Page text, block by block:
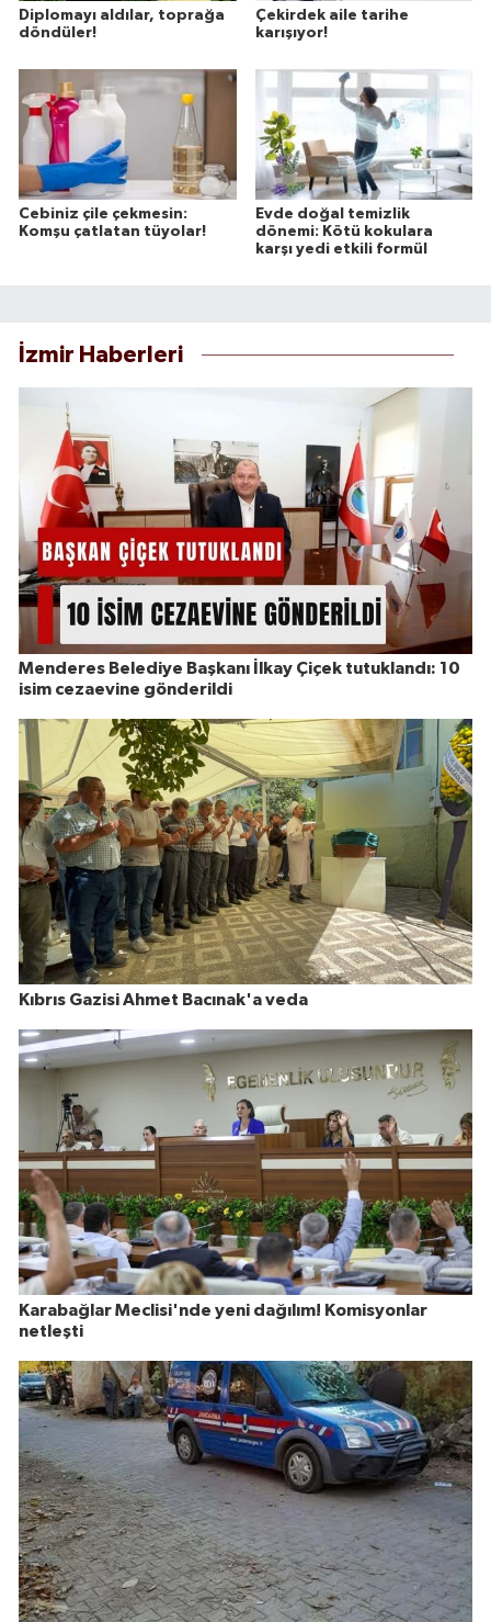
Diplomayı aldılar, toprağa
döndüler!
Çekirdek aile tarihe
karışıyor!
Cebiniz çile çekmesin:
Komşu çatlatan tüyolar!
Evde doğal temizlik
dönemi: Kötü kokulara
karşı yedi etkili formül
İzmir Haberleri
Menderes Belediye Başkanı İlkay Çiçek tutuklandı: 10
isim cezaevine gönderildi
Kıbrıs Gazisi Ahmet Bacınak'a veda
Karabağlar Meclisi'nde yeni dağılım! Komisyonlar
netleşti